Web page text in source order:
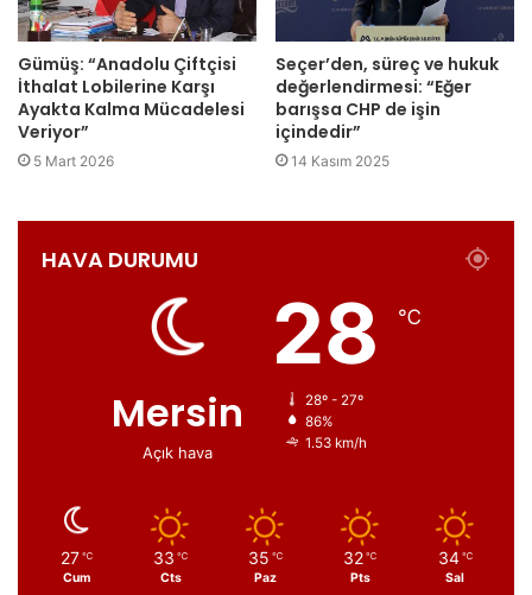
Gümüş: “Anadolu Çiftçisi
İthalat Lobilerine Karşı
Ayakta Kalma Mücadelesi
Veriyor”
5 Mart 2026
Seçer’den, süreç ve hukuk
değerlendirmesi: “Eğer
barışsa CHP de işin
içindedir”
14 Kasım 2025
HAVA DURUMU
Mersin
Açık hava
28 ℃
28º - 27º
86%
1.53 km/h
27 ℃
Cum
33 ℃
Cts
35 ℃
Paz
32 ℃
Pts
34 ℃
Sal